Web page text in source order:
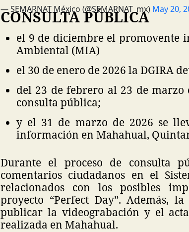
— SEMARNAT México (@SEMARNAT_mx) May 20,
CONSULTA PÚBLICA
el 9 de diciembre el promovente
Ambiental (MIA)
el 30 de enero de 2026 la DGIRA
del 23 de febrero al 23 de marzo
consulta pública;
y el 31 de marzo de 2026 se
información en Mahahual,
Durante el proceso de consulta
comentarios ciudadanos en el
relacionados con los posibles
proyecto “Perfect Day”. Además,
publicar la videograbación y el
realizada en Mahahual.